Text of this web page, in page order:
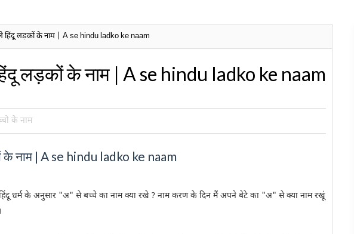
हिंदू लड़कों के नाम | A se hindu ladko ke naam
लड़कों के नाम | A se hindu ladko ke naam
के नाम
के नाम | A se hindu ladko ke naam
धर्म के अनुसार "अ" से बच्चे का नाम क्या रखे ? नाम करण के दिन मैं अपने बेटे का "अ" से क्या नाम रखूं